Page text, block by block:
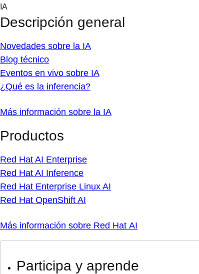
Skip
content
IA
Descripción general
Novedades sobre la IA
Blog técnico
Eventos en vivo sobre IA
¿Qué es la inferencia?
Más información sobre la IA
Productos
Red Hat AI Enterprise
Red Hat AI Inference
Red Hat Enterprise Linux AI
Red Hat OpenShift AI
Más información sobre Red Hat AI
Participa y aprende